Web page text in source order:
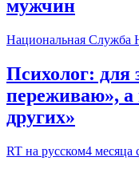
мужчин
Национальная Служба
Психолог: для
переживаю»,
других»
RT на русском4 месяца